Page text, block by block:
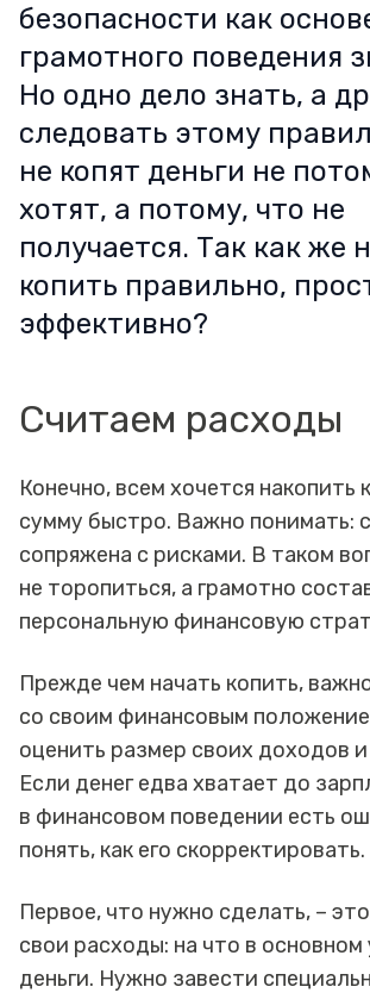
безопасности как
грамотного поведения
Но одно дело знать, а
следовать этому
не копят деньги не
хотят, а потому, что не
получается. Так как же
копить правильно,
эффективно?
Считаем расходы
Конечно, всем хочется накопить
сумму быстро. Важно понимать:
сопряжена с рисками. В таком
не торопиться, а грамотно
персональную финансовую
Прежде чем начать копить,
со своим финансовым
оценить размер своих доходов
Если денег едва хватает до
в финансовом поведении есть
понять, как его скорректировать.
Первое, что нужно сделать, –
свои расходы: на что в основном
деньги. Нужно завести